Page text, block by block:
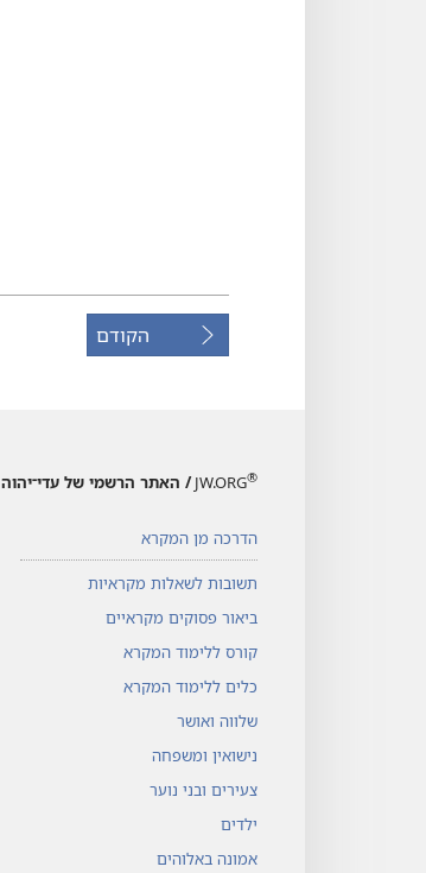
הקודם
JW.ORG® / האתר הרשמי של עדי־יהוה
הדרכה מן המקרא
תשובות לשאלות מקראיות
ביאור פסוקים מקראיים
קורס ללימוד המקרא
כלים ללימוד המקרא
שלווה ואושר
נישואין ומשפחה
צעירים ובני נוער
ילדים
אמונה באלוהים